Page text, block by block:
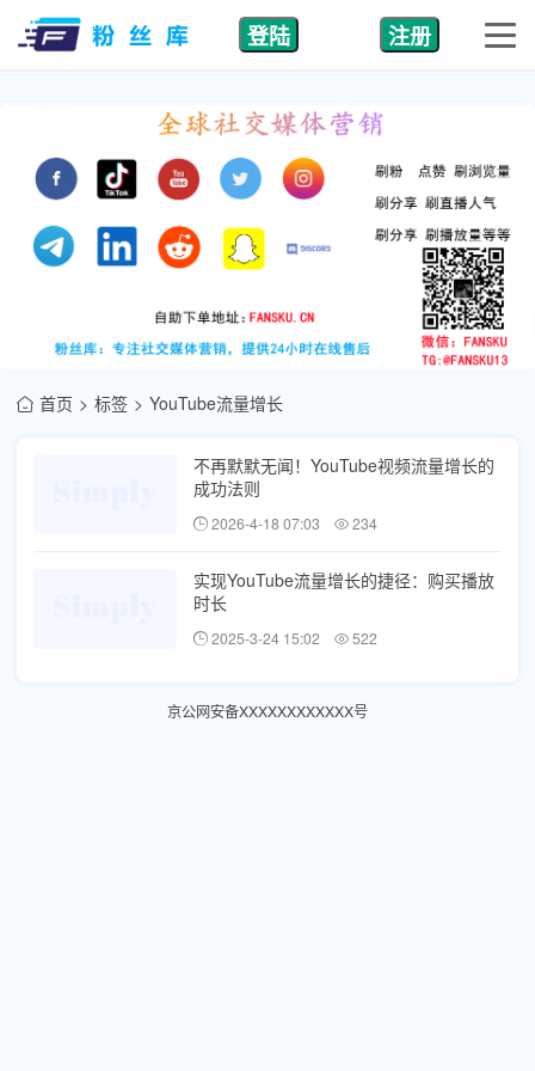
登陆 注册
首页 标签 YouTube流量增长
不再默默无闻！YouTube视频流量增长的
成功法则
2026-4-18 07:03 234
实现YouTube流量增长的捷径：购买播放
时长
2025-3-24 15:02 522
京公网安备XXXXXXXXXXXX号